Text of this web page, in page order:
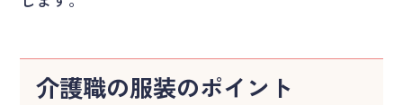
介護職の服装のポイント